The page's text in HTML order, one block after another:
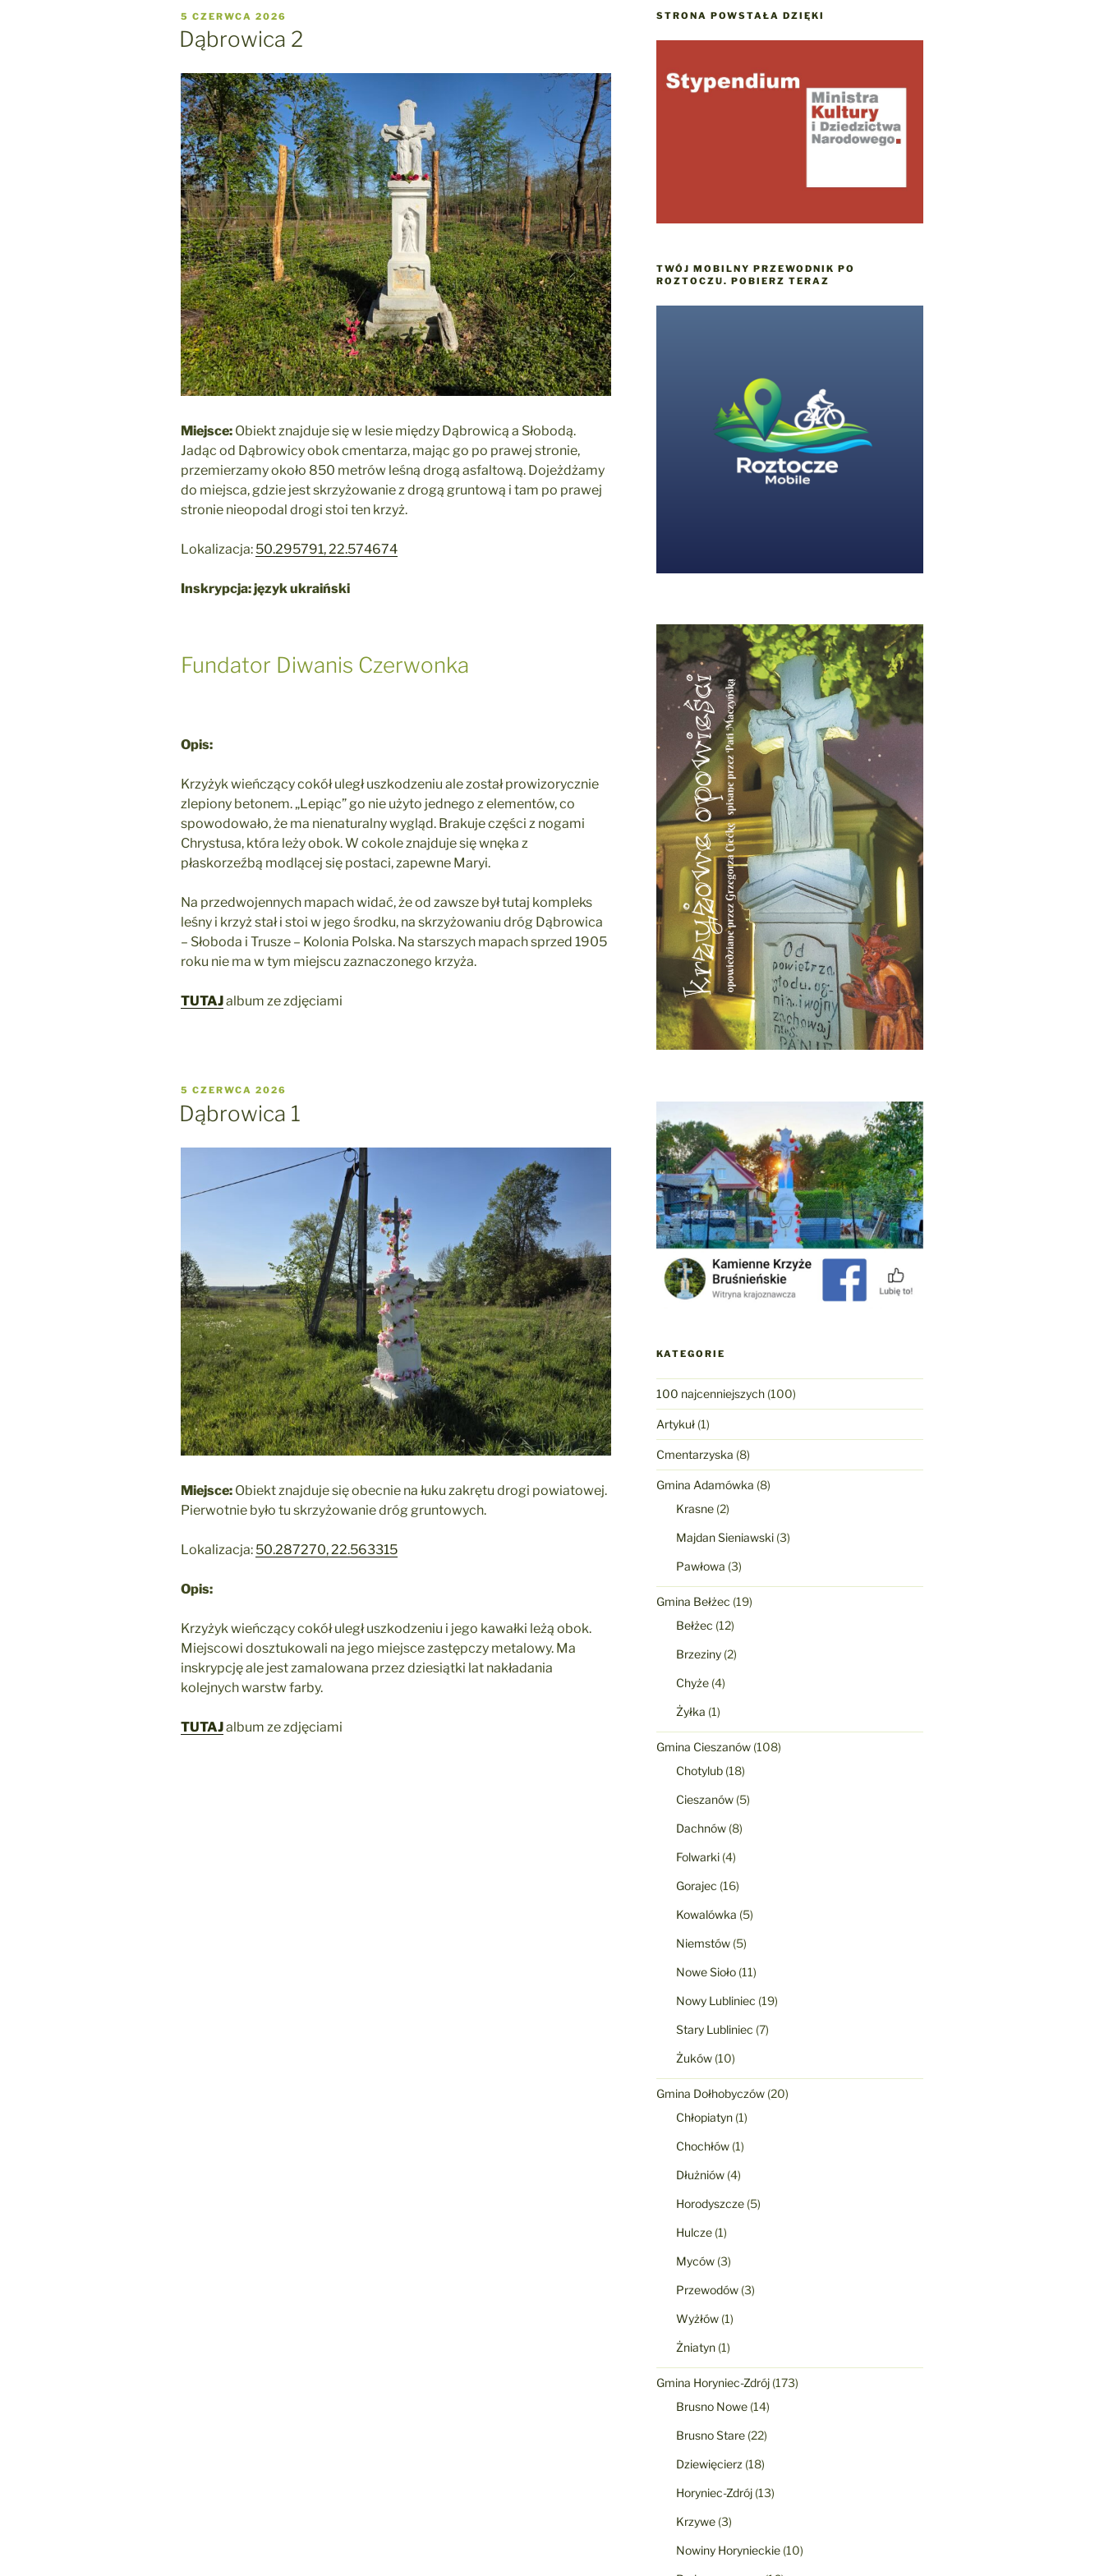
OPUBLIKOWANE
W
5 CZERWCA 2026
Dąbrowica 2
Miejsce: Obiekt znajduje się w lesie między Dąbrowicą a Słobodą.
Jadąc od Dąbrowicy obok cmentarza, mając go po prawej stronie,
przemierzamy około 850 metrów leśną drogą asfaltową. Dojeżdżamy
do miejsca, gdzie jest skrzyżowanie z drogą gruntową i tam po prawej
stronie nieopodal drogi stoi ten krzyż.
Lokalizacja: 50.295791, 22.574674
Inskrypcja: język ukraiński
Fundator Diwanis Czerwonka
Opis:
Krzyżyk wieńczący cokół uległ uszkodzeniu ale został prowizorycznie
zlepiony betonem. „Lepiąc” go nie użyto jednego z elementów, co
spowodowało, że ma nienaturalny wygląd. Brakuje części z nogami
Chrystusa, która leży obok. W cokole znajduje się wnęka z
płaskorzeźbą modlącej się postaci, zapewne Maryi.
Na przedwojennych mapach widać, że od zawsze był tutaj kompleks
leśny i krzyż stał i stoi w jego środku, na skrzyżowaniu dróg Dąbrowica
– Słoboda i Trusze – Kolonia Polska. Na starszych mapach sprzed 1905
roku nie ma w tym miejscu zaznaczonego krzyża.
TUTAJalbum ze zdjęciami
OPUBLIKOWANE
W
5 CZERWCA 2026
Dąbrowica 1
Miejsce: Obiekt znajduje się obecnie na łuku zakrętu drogi powiatowej.
Pierwotnie było tu skrzyżowanie dróg gruntowych.
Lokalizacja: 50.287270, 22.563315
Opis:
Krzyżyk wieńczący cokół uległ uszkodzeniu i jego kawałki leżą obok.
Miejscowi dosztukowali na jego miejsce zastępczy metalowy. Ma
inskrypcję ale jest zamalowana przez dziesiątki lat nakładania
kolejnych warstw farby.
TUTAJalbum ze zdjęciami
STRONA POWSTAŁA DZIĘKI
TWÓJ MOBILNY PRZEWODNIK PO
ROZTOCZU. POBIERZ TERAZ
KATEGORIE
100 najcenniejszych(100)
Artykuł(1)
Cmentarzyska (8)
Gmina Adamówka (8)
Krasne(2)
Majdan Sieniawski(3)
Pawłowa (3)
Gmina Bełżec (19)
Bełżec (12)
Brzeziny(2)
Chyże(4)
Żyłka (1)
Gmina Cieszanów(108)
Chotylub(18)
Cieszanów(5)
Dachnów(8)
Folwarki(4)
Gorajec (16)
Kowalówka (5)
Niemstów(5)
Nowe Sioło(11)
Nowy Lubliniec (19)
Stary Lubliniec (7)
Żuków(10)
Gmina Dołhobyczów(20)
Chłopiatyn(1)
Chochłów(1)
Dłużniów(4)
Horodyszcze(5)
Hulcze(1)
Myców(3)
Przewodów(3)
Wyżłów(1)
Żniatyn(1)
Gmina Horyniec-Zdrój(173)
Brusno Nowe(14)
Brusno Stare(22)
Dziewięcierz (18)
Horyniec-Zdrój(13)
Krzywe(3)
Nowiny Horynieckie(10)